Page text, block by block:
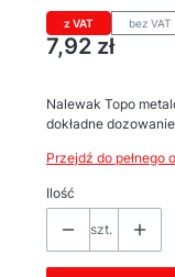
z VAT bez VAT
Cena
7,92 zł
Nalewak Topo
dokładne
Przejdź do pełnego
Ilość
szt.